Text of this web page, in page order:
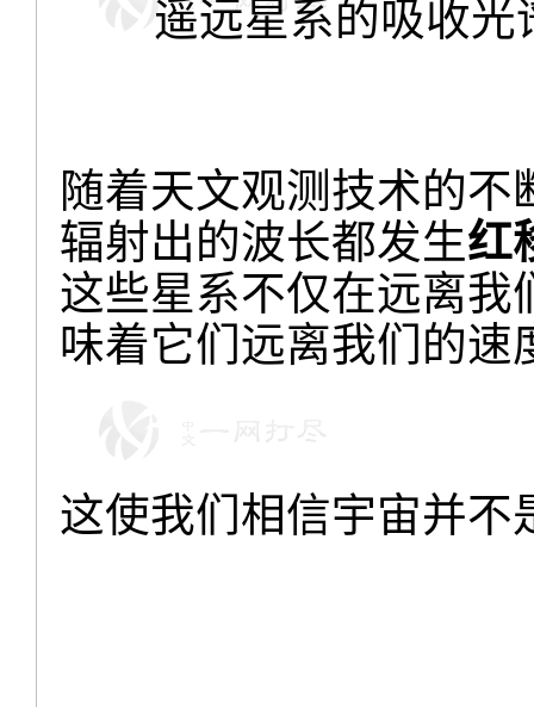
遥远星系的吸收
随着天文观测技术的
辐射出的波长都发生红
这些星系不仅在远离我
味着它们远离我们的
这使我们相信宇宙并不